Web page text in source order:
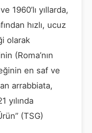
1960’lı yıllarda,
hızlı, ucuz
olarak
(Roma’nın
en saf ve
arrabbiata,
yılında
(TSG)